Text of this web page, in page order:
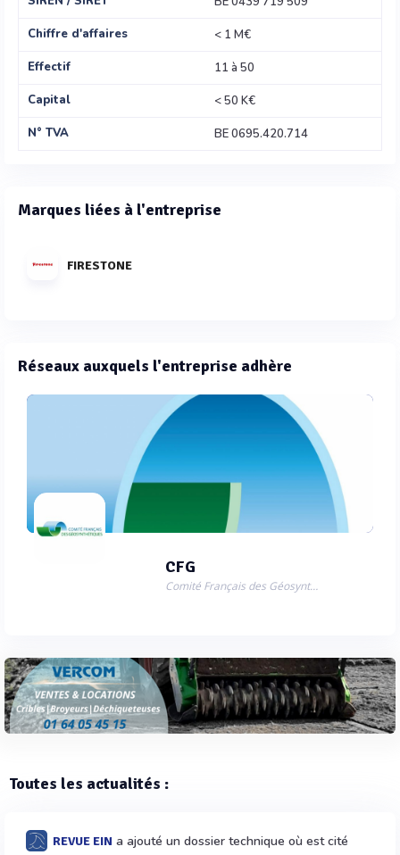
Chiffre d'affaires
< 1 M€
Effectif
11 à 50
Capital
< 50 K€
N° TVA
BE 0695.420.714
Marques liées à l'entreprise
FIRESTONE
Réseaux auxquels l'entreprise adhère
CFG
Comité Français des Géosynthétiques
Toutes les actualités :
REVUE EIN a ajouté un dossier technique où est cité